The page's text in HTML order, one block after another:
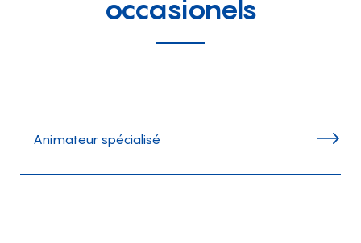
occasionels
Animateur spécialisé